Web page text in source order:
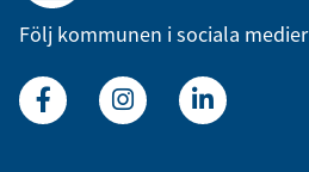
Länk till startsidan
Följ kommunen i sociala medier
FacebookInstagramLinkedin